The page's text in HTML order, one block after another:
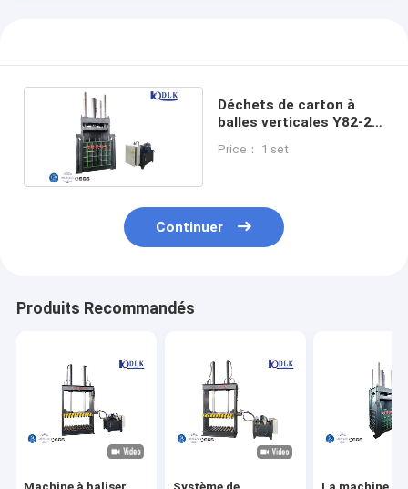
Déchets de carton à
balles verticales Y82-25
hydraulique
Price： 1 set
Continuer
Produits Recommandés